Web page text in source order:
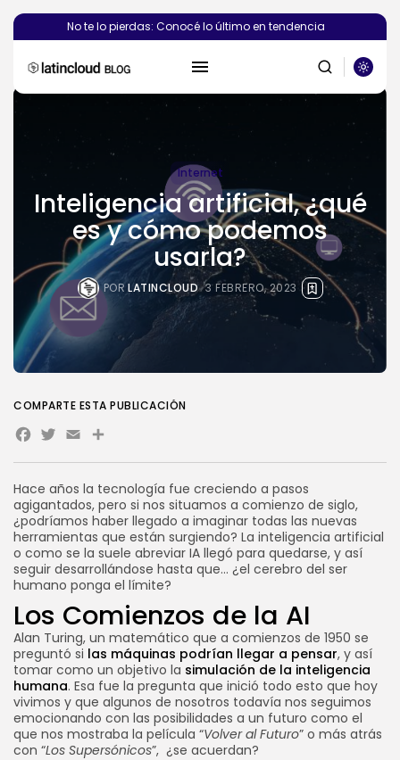
No te lo pierdas: Conocé lo último en tendencia
PUBLICACIONES RECIENTES
Novedades
¿Deberías crear el sitio web de...
SEBASTIÁN PINEDA 6 AGOSTO, 2026
Vibecoding: qué es y cómo
PORSEBASTIÁN PINEDA
WooCommerce en VPS:
rendimiento, velocidad y...
PORSEBASTIÁN PINEDA 21 JULIO, 2026
CATEGORÍAS DE TENDENCIA
Tutoriales
112 Artículos
Novedades
56 Artículos
Marketing Online
37 Artículos
Internet
33 Artículos
Negocios
33 Artículos
SEGUINOS
Internet
Inteligencia artificial, ¿qué
es y cómo podemos
usarla?
PORLATINCLOUD 3 FEBRERO, 2023
Hace años la tecnología fue creciendo a pasos
agigantados, pero si nos situamos a comienzo de siglo,
¿podríamos haber llegado a imaginar todas las nuevas
herramientas que están surgiendo? La inteligencia artificial
o como se la suele abreviar IA llegó para quedarse, y así
seguir desarrollándose hasta que… ¿el cerebro del ser
humano ponga el límite?
Los Comienzos de la AI
Alan Turing, un matemático que a comienzos de 1950 se
preguntó si las máquinas podrían llegar a pensar, y así
tomar como un objetivo la simulación de la inteligencia
humana. Esa fue la pregunta que inició todo esto que hoy
vivimos y que algunos de nosotros todavía nos seguimos
emocionando con las posibilidades a un futuro como el
que nos mostraba la película “Volver al Futuro” o más atrás
con “Los Supersónicos”, ¿se acuerdan?
COMPARTE ESTA PUBLICACIÓN
Facebook
Twitter
EmailShare